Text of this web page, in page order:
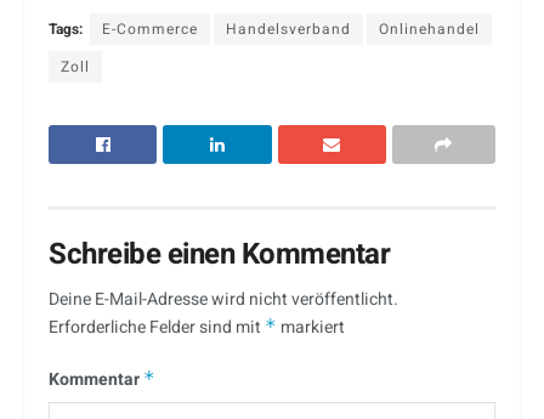
Tags: E-Commerce Handelsverband
Onlinehandel
Zoll
Schreibe einen Kommentar
Deine E-Mail-Adresse wird nicht veröffentlicht.
Erforderliche Felder sind mit * markiert
Kommentar *